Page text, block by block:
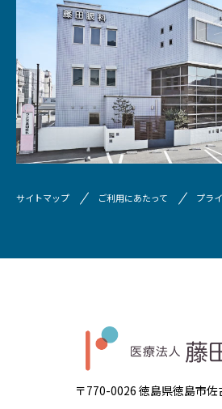
サイトマップ ご利用にあたって プラ
〒770-0026 徳島県徳島市